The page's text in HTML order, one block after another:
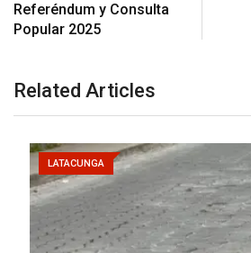
Referéndum y Consulta
Popular 2025
Related Articles
LATACUNGA